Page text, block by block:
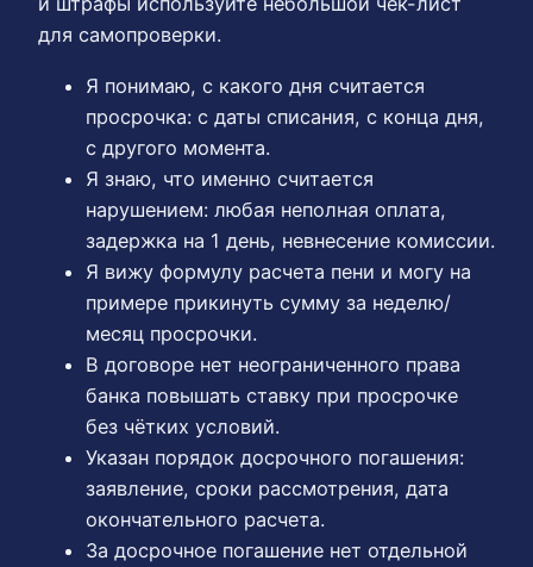
для самопроверки.
Я понимаю, с какого дня считается
просрочка: с даты списания, с конца дня,
с другого момента.
Я знаю, что именно считается
нарушением: любая неполная оплата,
задержка на 1 день, невнесение комиссии.
Я вижу формулу расчета пени и могу на
примере прикинуть сумму за неделю/
месяц просрочки.
В договоре нет неограниченного права
банка повышать ставку при просрочке
без чётких условий.
Указан порядок досрочного погашения:
заявление, сроки рассмотрения, дата
окончательного расчета.
За досрочное погашение нет отдельной